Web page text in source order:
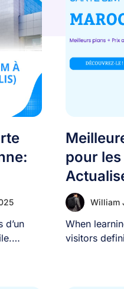
d’un
pour
William
When
visitors